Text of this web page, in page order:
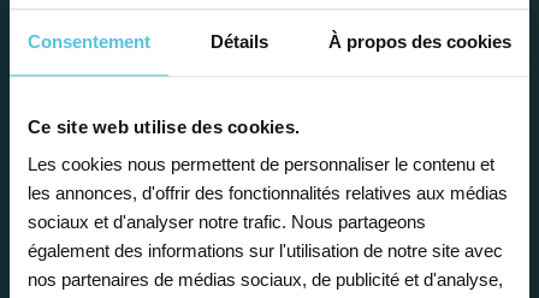
Consentement Détails À propos des cookies
Ce site web utilise des cookies.
Les cookies nous permettent de personnaliser le contenu et
les annonces, d'offrir des fonctionnalités relatives aux médias
sociaux et d'analyser notre trafic. Nous partageons
également des informations sur l'utilisation de notre site avec
nos partenaires de médias sociaux, de publicité et d'analyse,
bilan personnalisé
première étape pour faire le point sur
la situation scolaire de votre enfant, ses
besoins et vous préconiser la solution la
plus adaptée.